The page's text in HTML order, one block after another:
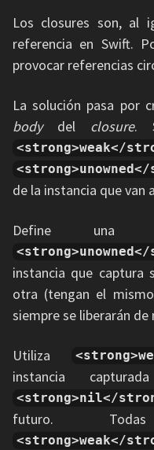
Los closures son, al
referencia en Swift.
provocar referencias
La solución pasa por
bodydel closure.
<strong>weak</
de la instancia que van
Define una
instancia que captura
otra (tengan el
siempre se liberarán
Utiliza
instancia
<strong>nil</
futuro.
<strong>weak</